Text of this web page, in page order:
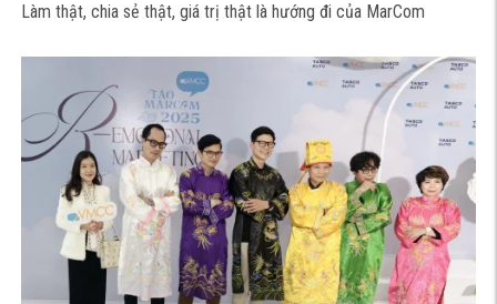
Làm thật, chia sẻ thật, giá trị thật là hướng đi của MarCom